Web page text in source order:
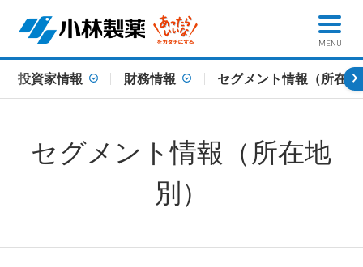
MENU
投資家情報 財務情報 セグメント情報（所在地
セグメント情報（所在地
別）